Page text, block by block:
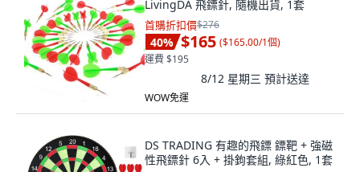
LivingDA 飛鏢針, 隨機出貨, 1套
首購折扣價$276
40% $165 ($165.00/1個)
運費 $195
8/12 星期三 預計送達
WOW免運
DS TRADING 有趣的飛鏢 鏢靶 + 強磁
性飛鏢針 6入 + 掛鉤套組, 綠紅色, 1套